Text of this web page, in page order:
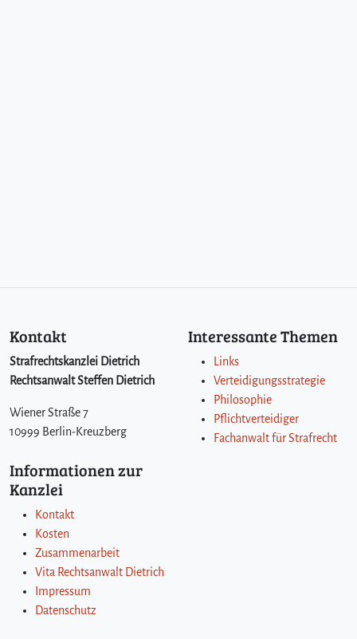
Kontakt
Strafrechtskanzlei Dietrich
Rechtsanwalt Steffen Dietrich
Wiener Straße 7
10999 Berlin-Kreuzberg
Interessante Themen
Links
Verteidigungsstrategie
Philosophie
Pflichtverteidiger
Fachanwalt für Strafrecht
Informationen zur
Kanzlei
Kontakt
Kosten
Zusammenarbeit
Vita Rechtsanwalt Dietrich
Impressum
Datenschutz